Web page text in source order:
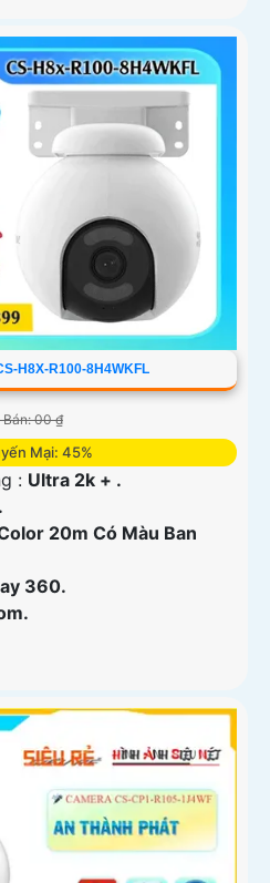
H8X-R100-8H4WKFL
Bán: 00 ₫
Mại: 45%
: Ultra 2k + .
20m Có Màu Ban
360.